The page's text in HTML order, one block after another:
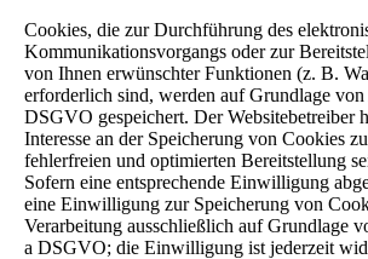
Cookies, die zur Durchführung des
Kommunikationsvorgangs oder zur
von Ihnen erwünschter Funktionen (z. B.
erforderlich sind, werden auf Grundlage
DSGVO gespeichert. Der Websitebetreiber
Interesse an der Speicherung von Cookies
fehlerfreien und optimierten Bereitstellung
Sofern eine entsprechende Einwilligung
eine Einwilligung zur Speicherung von
Verarbeitung ausschließlich auf Grundlage
a DSGVO; die Einwilligung ist jederzeit